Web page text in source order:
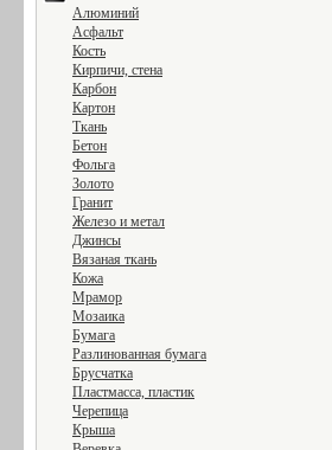
Алюминий
Асфальт
Кость
Кирпичи, стена
Карбон
Картон
Ткань
Бетон
Фольга
Золото
Гранит
Железо и метал
Джинсы
Вязаная ткань
Кожа
Мрамор
Мозаика
Бумага
Разлинованная бумага
Брусчатка
Пластмасса, пластик
Черепица
Крыша